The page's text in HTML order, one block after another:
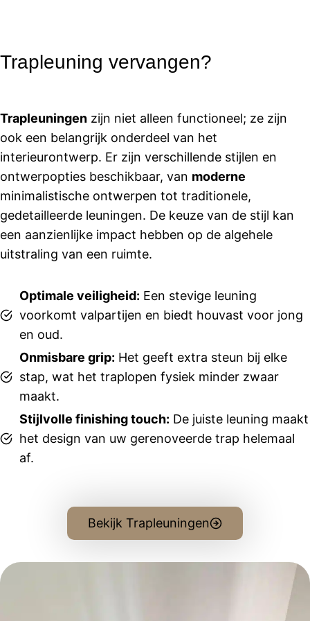
.
De
was
goed en
afsprake
n
werden
netjes
nageko
men.
Ook
in de
showroo
m heeft
goed
geholpe
fijn met
ons
Bela, is
een zeer
fijne
Trapleuning vervangen?
Trapleuningen zijn niet alleen functioneel; ze zijn
ook een belangrijk onderdeel van het
interieurontwerp. Er zijn verschillende stijlen en
ontwerpopties beschikbaar, van moderne
minimalistische ontwerpen tot traditionele,
gedetailleerde leuningen. De keuze van de stijl kan
een aanzienlijke impact hebben op de algehele
uitstraling van een ruimte.
Optimale veiligheid: Een stevige leuning
voorkomt valpartijen en biedt houvast voor jong
en oud.
Onmisbare grip: Het geeft extra steun bij elke
stap, wat het traplopen fysiek minder zwaar
maakt.
Stijlvolle finishing touch: De juiste leuning maakt
het design van uw gerenoveerde trap helemaal
af.
Bekijk Trapleuningen